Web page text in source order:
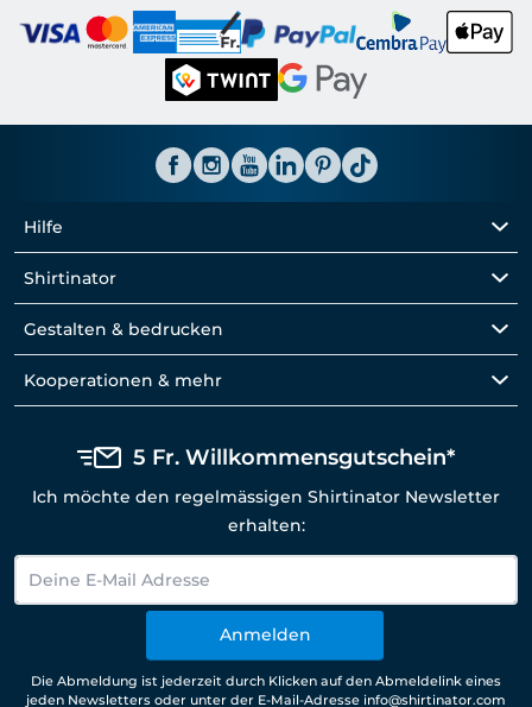
Hilfe
Shirtinator
Gestalten & bedrucken
Kooperationen & mehr
5 Fr. Willkommensgutschein*
Ich möchte den regelmässigen Shirtinator Newsletter
erhalten:
Anmelden
Die Abmeldung ist jederzeit durch Klicken auf den Abmeldelink eines
jeden Newsletters oder unter der E-Mail-Adresse info@shirtinator.com